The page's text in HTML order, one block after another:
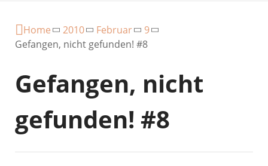
Home 2010 Februar
9
Gefangen, nicht gefunden! #8
Gefangen, nicht
gefunden! #8